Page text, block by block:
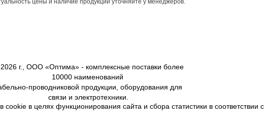
цены и наличие продукции уточняйте у менеджеров.
г., ООО «Оптима» - комплексные поставки более
10000 наименований
проводниковой продукции, оборудования для
связи и электротехники.
в целях функционирования сайта и сбора статистики в соответствии с